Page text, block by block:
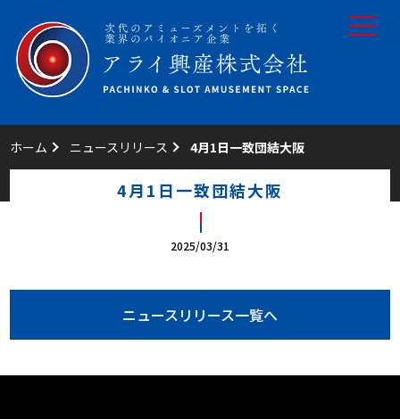
toggle
ホーム ニュースリリース 4月1日一致団結大阪
4月1日一致団結大阪
2025/03/31
ニュースリリース一覧へ